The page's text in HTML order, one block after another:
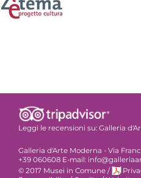
Leggi le recensioni su: Galleria
Galleria d'Arte Moderna - Via
+39 060608 E-mail:
© 2017 Musei in Comune /